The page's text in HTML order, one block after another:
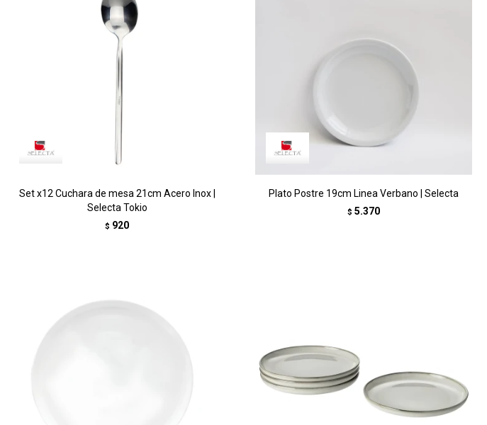
Set x12 Cuchara de mesa 21cm Acero Inox |
Selecta Tokio
$ 920
Plato Postre 19cm Linea Verbano | Selecta
$ 5.370